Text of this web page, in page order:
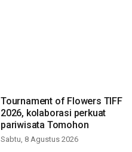
Tournament of Flowers TIFF
2026, kolaborasi perkuat
pariwisata Tomohon
Sabtu, 8 Agustus 2026